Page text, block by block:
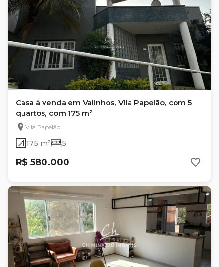
Casa à venda em Valinhos, Vila Papelão, com 5
quartos, com 175 m²
Vila Papelão
175 m² 5
R$ 580.000